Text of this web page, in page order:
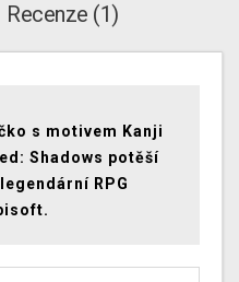
Recenze (1)
s motivem Kanji
Shadows potěší
RPG